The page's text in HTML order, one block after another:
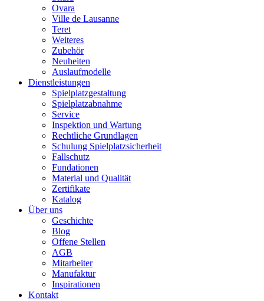
Ovara
Ville de Lausanne
Teret
Weiteres
Zubehör
Neuheiten
Auslaufmodelle
Dienstleistungen
Spielplatzgestaltung
Spielplatzabnahme
Service
Inspektion und Wartung
Rechtliche Grundlagen
Schulung Spielplatzsicherheit
Fallschutz
Fundationen
Material und Qualität
Zertifikate
Katalog
Über uns
Geschichte
Blog
Offene Stellen
AGB
Mitarbeiter
Manufaktur
Inspirationen
Kontakt